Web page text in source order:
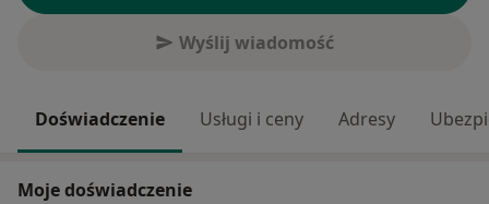
Wyślij wiadomość
Doświadczenie Usługi i ceny Adresy
Moje doświadczenie